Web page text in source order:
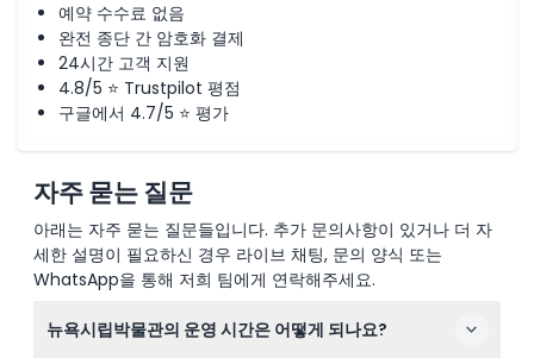
예약 수수료 없음
완전 종단 간 암호화 결제
24시간 고객 지원
4.8/5 ⭐ Trustpilot 평점
구글에서 4.7/5 ⭐ 평가
자주 묻는 질문
아래는 자주 묻는 질문들입니다. 추가 문의사항이 있거나 더 자
세한 설명이 필요하신 경우 라이브 채팅, 문의 양식 또는
WhatsApp을 통해 저희 팀에게 연락해주세요.
뉴욕시립박물관의 운영 시간은 어떻게 되나요?